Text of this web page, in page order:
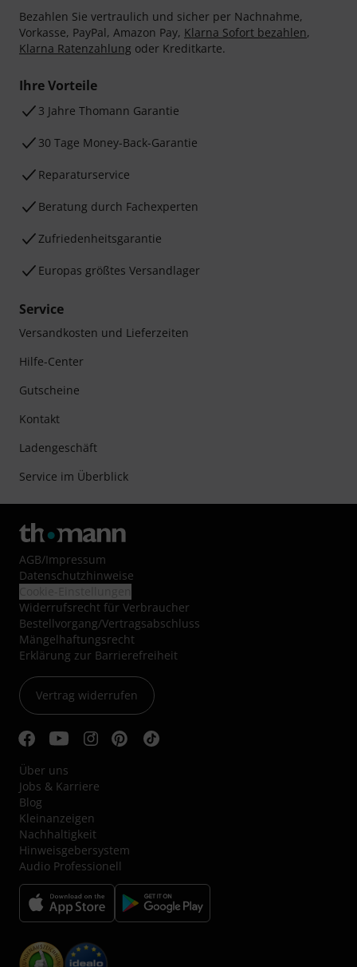
Bezahlen Sie vertraulich und sicher per Nachnahme,
Vorkasse, PayPal, Amazon Pay, Klarna Sofort bezahlen,
Klarna Ratenzahlung oder Kreditkarte.
Ihre Vorteile
3 Jahre Thomann Garantie
30 Tage Money-Back-Garantie
Reparaturservice
Beratung durch Fachexperten
Zufriedenheitsgarantie
Europas größtes Versandlager
Service
Versandkosten und Lieferzeiten
Hilfe-Center
Gutscheine
Kontakt
Ladengeschäft
Service im Überblick
AGB/Impressum
Datenschutzhinweise
Widerrufsrecht für Verbraucher
Bestellvorgang/Vertragsabschluss
Mängelhaftungsrecht
Erklärung zur Barrierefreiheit
Vertrag widerrufen
Über uns
Jobs & Karriere
Blog
Kleinanzeigen
Nachhaltigkeit
Hinweisgebersystem
Audio Professionell